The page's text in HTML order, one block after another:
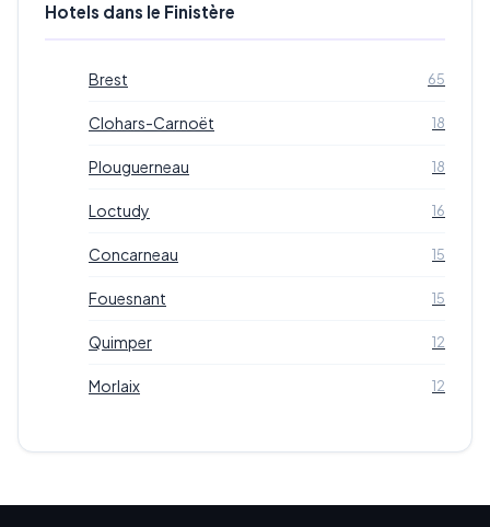
Hotels dans le Finistère
Brest 65
Clohars-Carnoët 18
Plouguerneau 18
Loctudy 16
Concarneau 15
Fouesnant 15
Quimper 12
Morlaix 12